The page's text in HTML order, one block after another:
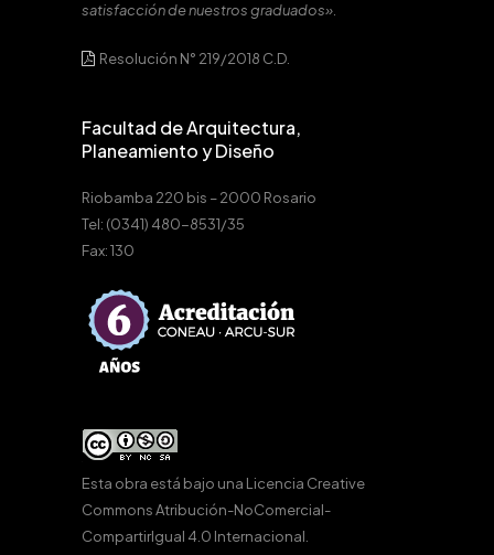
satisfacción de nuestros graduados».
Resolución N° 219/2018 C.D.
Facultad de Arquitectura,
Planeamiento y Diseño
Riobamba 220 bis – 2000 Rosario
Tel: (0341) 480-8531/35
Fax: 130
Esta obra está bajo una Licencia Creative
Commons Atribución-NoComercial-
CompartirIgual 4.0 Internacional.